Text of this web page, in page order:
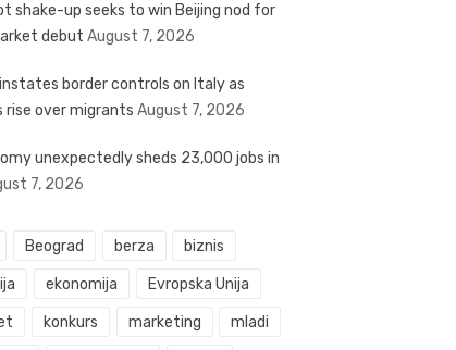
shake-up seeks to win Beijing nod for
debut August 7, 2026
border controls on Italy as
rise over migrants August 7, 2026
unexpectedly sheds 23,000 jobs in
7, 2026
Beograd berza biznis
ekonomija Evropska Unija
konkurs marketing mladi